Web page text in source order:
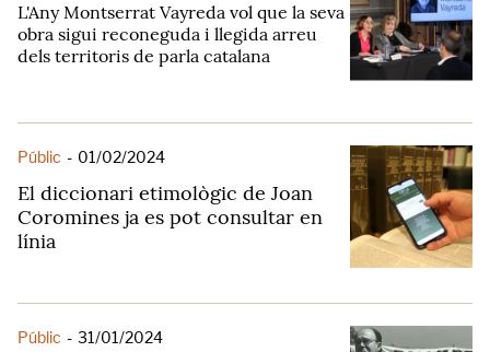
L'Any Montserrat Vayreda vol que la seva
obra sigui reconeguda i llegida arreu
dels territoris de parla catalana
Públic - 01/02/2024
El diccionari etimològic de Joan
Coromines ja es pot consultar en
línia
Públic - 31/01/2024